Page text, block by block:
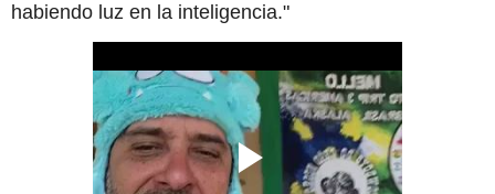
habiendo luz en la inteligencia."